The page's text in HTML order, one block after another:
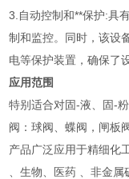
3.自动控制和**保护:具
制和监控。同时，该设
电等保护装置，确保了
应用范围
特别适合对固-液、固-
阀：球阀、蝶阀，闸板
产品广泛应用于精细化
、生物、医药 、非金